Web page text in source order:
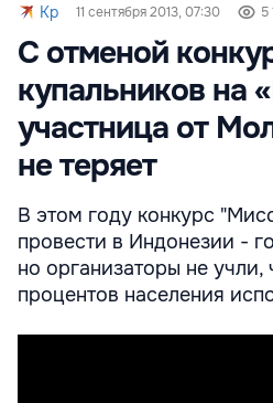
Kp 11 сентября 2013, 07:30 5
С отменой
купальников на
участница от
не теряет
В этом году конкурс
провести в Индонезии -
но организаторы не учли,
процентов населения